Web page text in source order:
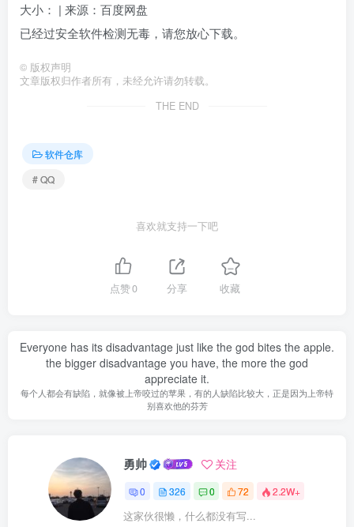
大小： | 来源：百度网盘
已经过安全软件检测无毒，请您放心下载。
© 版权声明
文章版权归作者所有，未经允许请勿转载。
THE END
软件仓库
# QQ
喜欢就支持一下吧
点赞0 分享 收藏
Everyone has its disadvantage just like the god bites the apple.
the bigger disadvantage you have, the more the god
appreciate it.
每个人都会有缺陷，就像被上帝咬过的苹果，有的人缺陷比较大，正是因为上帝特
别喜欢他的芬芳
勇帅 关注
0 326 0 72 2.2W+
这家伙很懒，什么都没有写...